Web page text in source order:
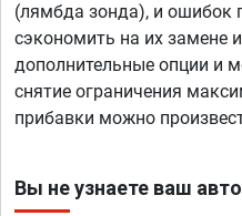
(лямбда зонда), и ошибок
сэкономить на их замене
дополнительные опции и
снятие ограничения
прибавки можно
Вы не узнаете ваш